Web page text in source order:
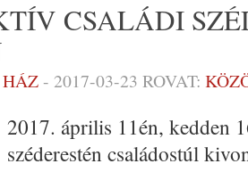
CSALÁDI
- 2017-03-23 ROVAT:
2017. április 11én, kedden
széderestén családostúl